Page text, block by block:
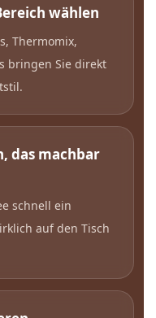
wählen
Thermomix,
bringen Sie direkt
das machbar
schnell ein
auf den Tisch